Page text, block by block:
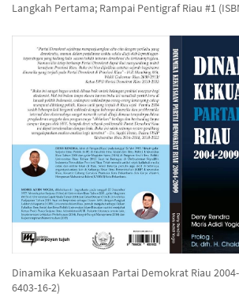
Langkah Pertama; Rampai Pentigraf Riau #1
Dinamika Kekuasaan Partai Demokrat Riau
6403-16-2)